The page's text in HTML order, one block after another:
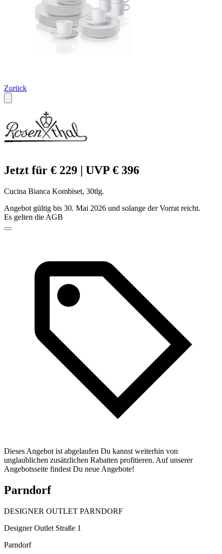
Zurück
Jetzt für € 229 | UVP € 396
Cucina Bianca Kombiset, 30tlg.
Angebot gültig bis 30. Mai 2026 und solange der Vorrat reicht.
Es gelten die AGB
Dieses Angebot ist abgelaufen Du kannst weiterhin von
unglaublichen zusätzlichen Rabatten profitieren. Auf unserer
Angebotsseite findest Du neue Angebote!
Parndorf
DESIGNER OUTLET PARNDORF
Designer Outlet Straße 1
Parndorf